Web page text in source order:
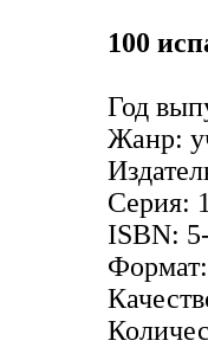
100
Год
Жанр:
Серия:
ISBN: